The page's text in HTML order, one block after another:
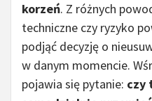
korzeń. Z różnych
techniczne czy ryzyko
podjąć decyzję o
w danym momencie.
pojawia się pytanie: czy